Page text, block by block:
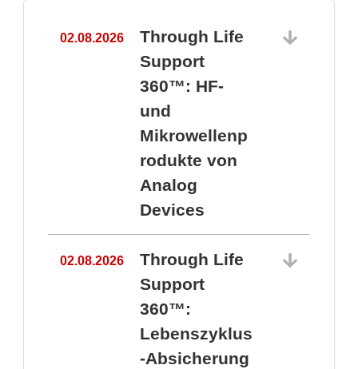
02.08.2026
Through Life
Support
360™: HF-
und
Mikrowellenp
rodukte von
Analog
Devices
02.08.2026
Through Life
Support
360™:
Lebenszyklus
-Absicherung